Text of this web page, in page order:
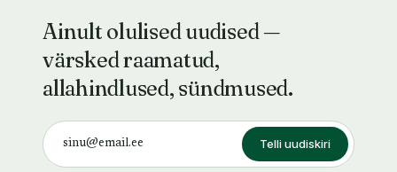
Ainult olulised uudised —
värsked raamatud,
allahindlused, sündmused.
Telli uudiskiri